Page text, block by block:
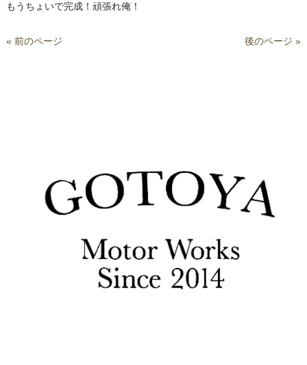
もうちょいで完成！頑張れ俺！
« 前のページ 後のページ »